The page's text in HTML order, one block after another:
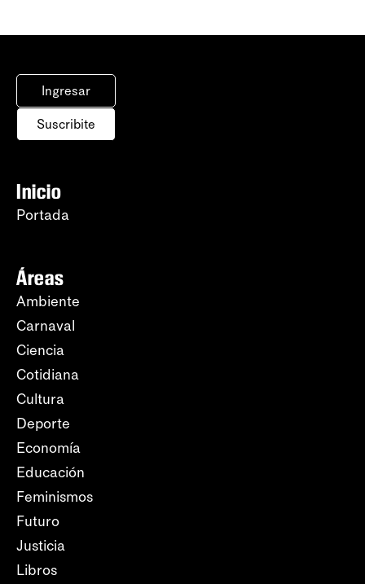
Ingresar
Suscribite
Inicio
Portada
Áreas
Ambiente
Carnaval
Ciencia
Cotidiana
Cultura
Deporte
Economía
Educación
Feminismos
Futuro
Justicia
Libros